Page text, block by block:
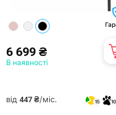
6 699 ₴
В наявності
від 447 ₴/міс. 15 10